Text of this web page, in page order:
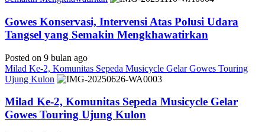
Gowes Konservasi, Intervensi Atas Polusi Udara
Tangsel yang Semakin Mengkhawatirkan
Posted on 9 bulan ago
Milad Ke-2, Komunitas Sepeda Musicycle Gelar Gowes Touring
Ujung Kulon
Milad Ke-2, Komunitas Sepeda Musicycle Gelar
Gowes Touring Ujung Kulon